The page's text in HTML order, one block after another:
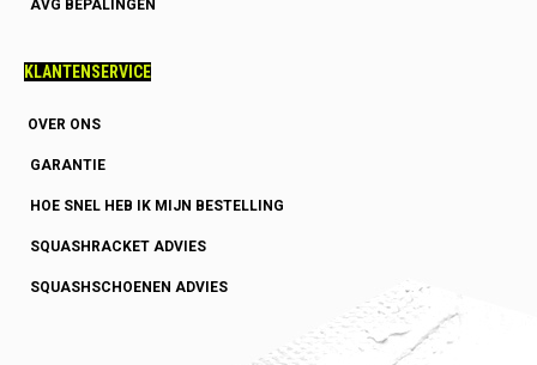
AVG BEPALINGEN
KLANTENSERVICE
OVER ONS
GARANTIE
HOE SNEL HEB IK MIJN BESTELLING
SQUASHRACKET ADVIES
SQUASHSCHOENEN ADVIES